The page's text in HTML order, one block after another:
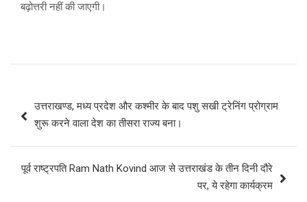
बढ़ोत्तरी नहीं की जाएगी।
navigation
उत्तराखण्ड, मध्य प्रदेश और कश्मीर के बाद पशु सखी ट्रेनिंग प्रोग्राम
शुरू करने वाला देश का तीसरा राज्य बना।
पूर्व राष्ट्रपति Ram Nath Kovind आज से उत्तराखंड के तीन दिनी दौरे
पर, ये रहेगा कार्यक्रम